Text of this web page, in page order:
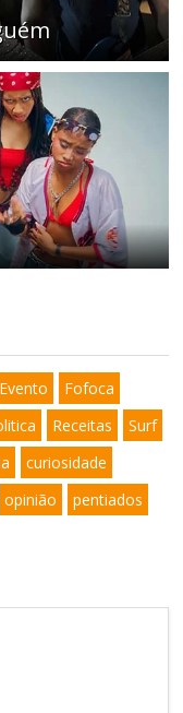
Evento
Fofoca
Receitas
Surf
curiosidade
opinião
pentiados